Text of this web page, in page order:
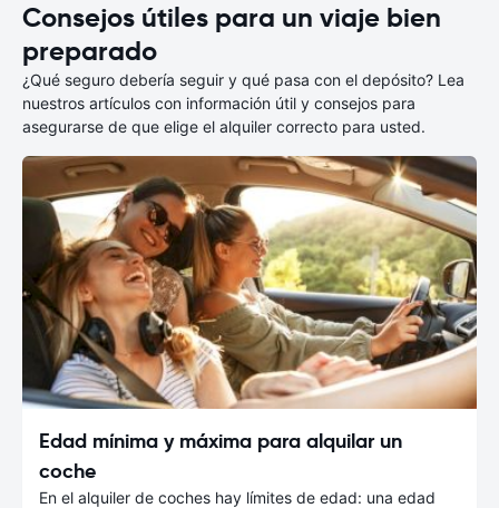
Consejos útiles para un viaje bien
preparado
¿Qué seguro debería seguir y qué pasa con el depósito? Lea
nuestros artículos con información útil y consejos para
asegurarse de que elige el alquiler correcto para usted.
Edad mínima y máxima para alquilar un
coche
En el alquiler de coches hay límites de edad: una edad